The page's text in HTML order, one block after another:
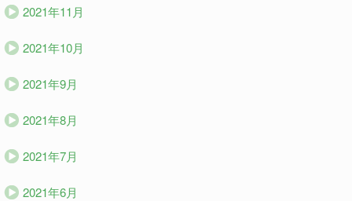
2021年11月
2021年10月
2021年9月
2021年8月
2021年7月
2021年6月